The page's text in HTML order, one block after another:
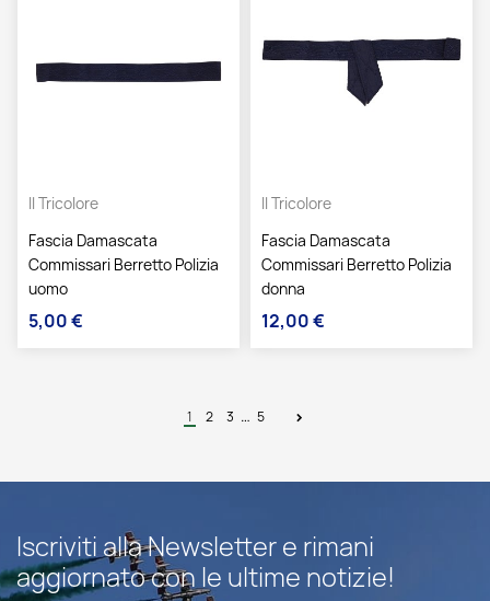
Il Tricolore
Fascia Damascata
Commissari Berretto Polizia
uomo
Prezzo
5,00 €
Il Tricolore
Fascia Damascata
Commissari Berretto Polizia
donna
Prezzo
12,00 €
1 2 3 … 5
Iscriviti alla Newsletter e rimani
aggiornato con le ultime notizie!